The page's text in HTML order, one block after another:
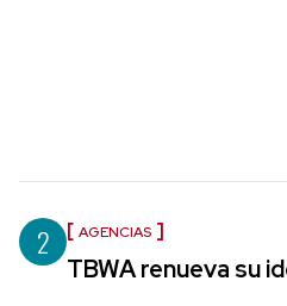
2 AGENCIAS
TBWA renueva su